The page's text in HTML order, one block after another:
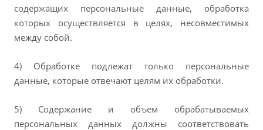
содержащих персональные данные, обработка
которых осуществляется в целях, несовместимых
между собой.
4) Обработке подлежат только персональные
данные, которые отвечают целям их обработки.
5) Содержание и объем обрабатываемых
персональных данных должны соответствовать